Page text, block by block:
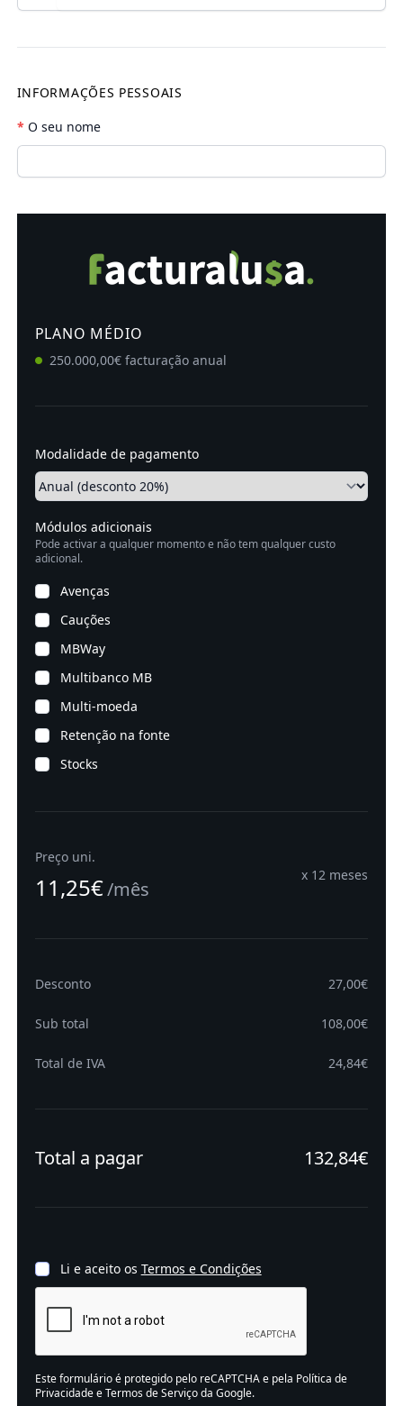
INFORMAÇÕES PESSOAIS
* O seu nome
PLANO MÉDIO
250.000,00€ facturação anual
Modalidade de pagamento
Módulos adicionais
Pode activar a qualquer momento e não tem qualquer custo
adicional.
Avenças
Cauções
MBWay
Multibanco MB
Multi-moeda
Retenção na fonte
Stocks
Preço uni.
11,25€/mês
x 12 meses
Desconto 27,00€
Sub total 108,00€
Total de IVA 24,84€
Total a pagar 132,84€
Li e aceito os Termos e Condições
Este formulário é protegido pelo reCAPTCHA e pela Política de
PrivacidadeeTermos de Serviçoda Google.